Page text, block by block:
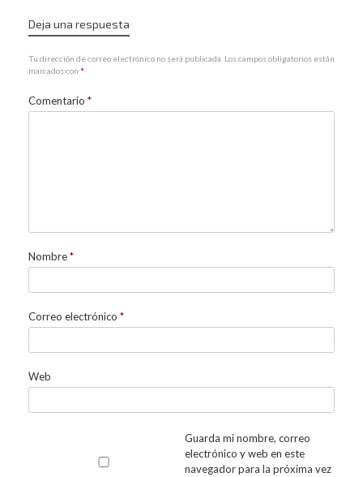
Deja una respuesta
Tu dirección de correo electrónico no será publicada. Los campos obligatorios están
marcados con *
Comentario *
Nombre*
Correo electrónico *
Web
Guarda mi nombre, correo
electrónico y web en este
navegador para la próxima vez